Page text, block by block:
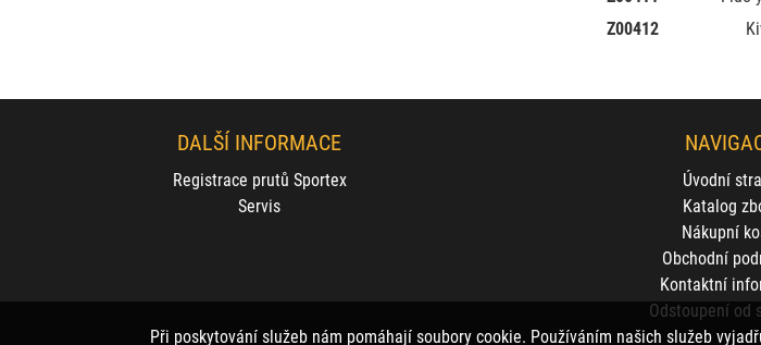
Z00412
DALŠÍ INFORMACE
Registrace prutů Sportex
Servis
Úvodní
Katalog
Nákupní
Obchodní
Kontaktní
Odstoupení od
Při poskytování služeb nám pomáhají soubory cookie. Používáním našich služeb